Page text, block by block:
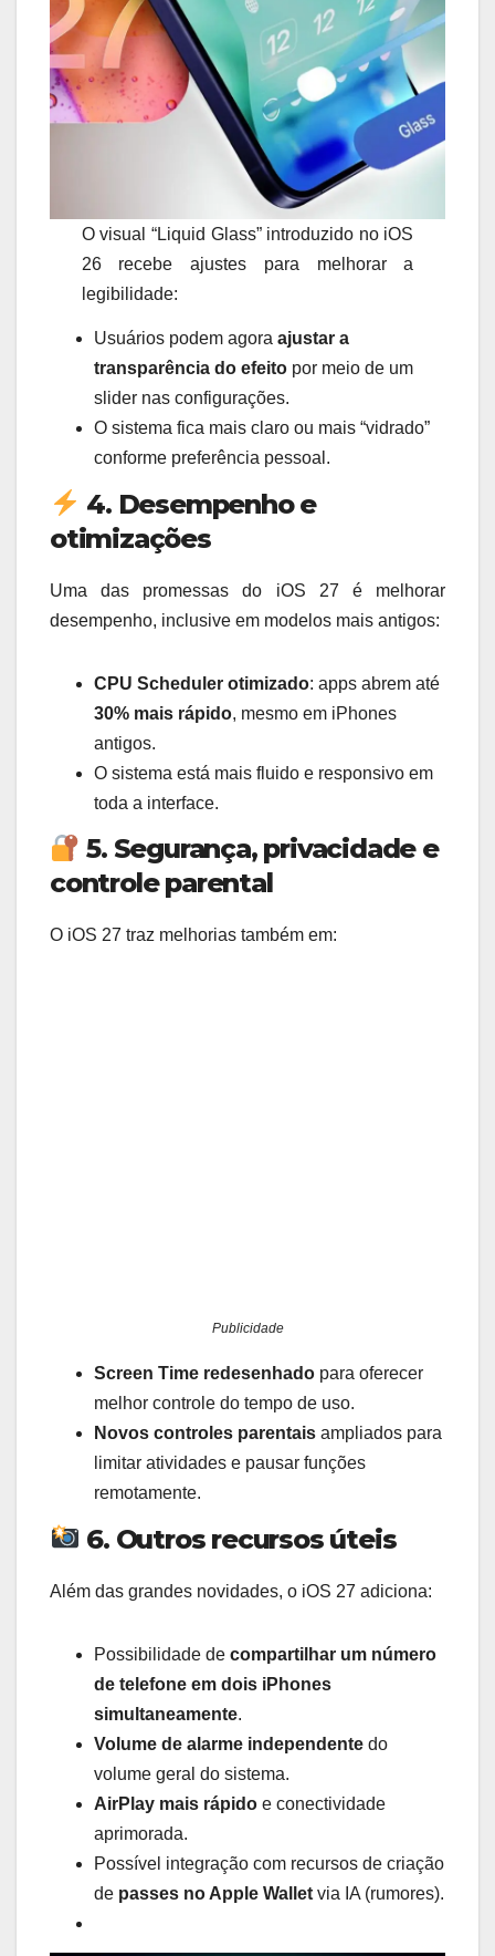
O visual “Liquid Glass” introduzido no iOS
26 recebe ajustes para melhorar a
legibilidade:
Usuários podem agora ajustar a
transparência do efeito por meio de um
slider nas configurações.
O sistema fica mais claro ou mais “vidrado”
conforme preferência pessoal.
4. Desempenho e
otimizações
Uma das promessas do iOS 27 é melhorar
desempenho, inclusive em modelos mais antigos:
CPU Scheduler otimizado: apps abrem até
30% mais rápido, mesmo em iPhones
antigos.
O sistema está mais fluido e responsivo em
toda a interface.
5. Segurança, privacidade e
controle parental
O iOS 27 traz melhorias também em:
Publicidade
Screen Time redesenhado para oferecer
melhor controle do tempo de uso.
Novos controles parentais ampliados para
limitar atividades e pausar funções
remotamente.
6. Outros recursos úteis
Além das grandes novidades, o iOS 27 adiciona:
Possibilidade de compartilhar um número
de telefone em dois iPhones
simultaneamente.
Volume de alarme independente do
volume geral do sistema.
AirPlay mais rápido e conectividade
aprimorada.
Possível integração com recursos de criação
de passes no Apple Wallet via IA (rumores).